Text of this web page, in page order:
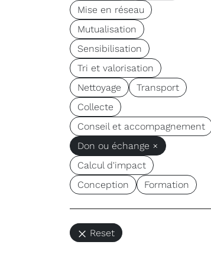
Mise en réseau
Mutualisation
Sensibilisation
Tri et valorisation
Nettoyage
Transport
Collecte
Conseil et accompagnement
Don ou échange ×
Calcul d'impact
Conception
Formation
Reset